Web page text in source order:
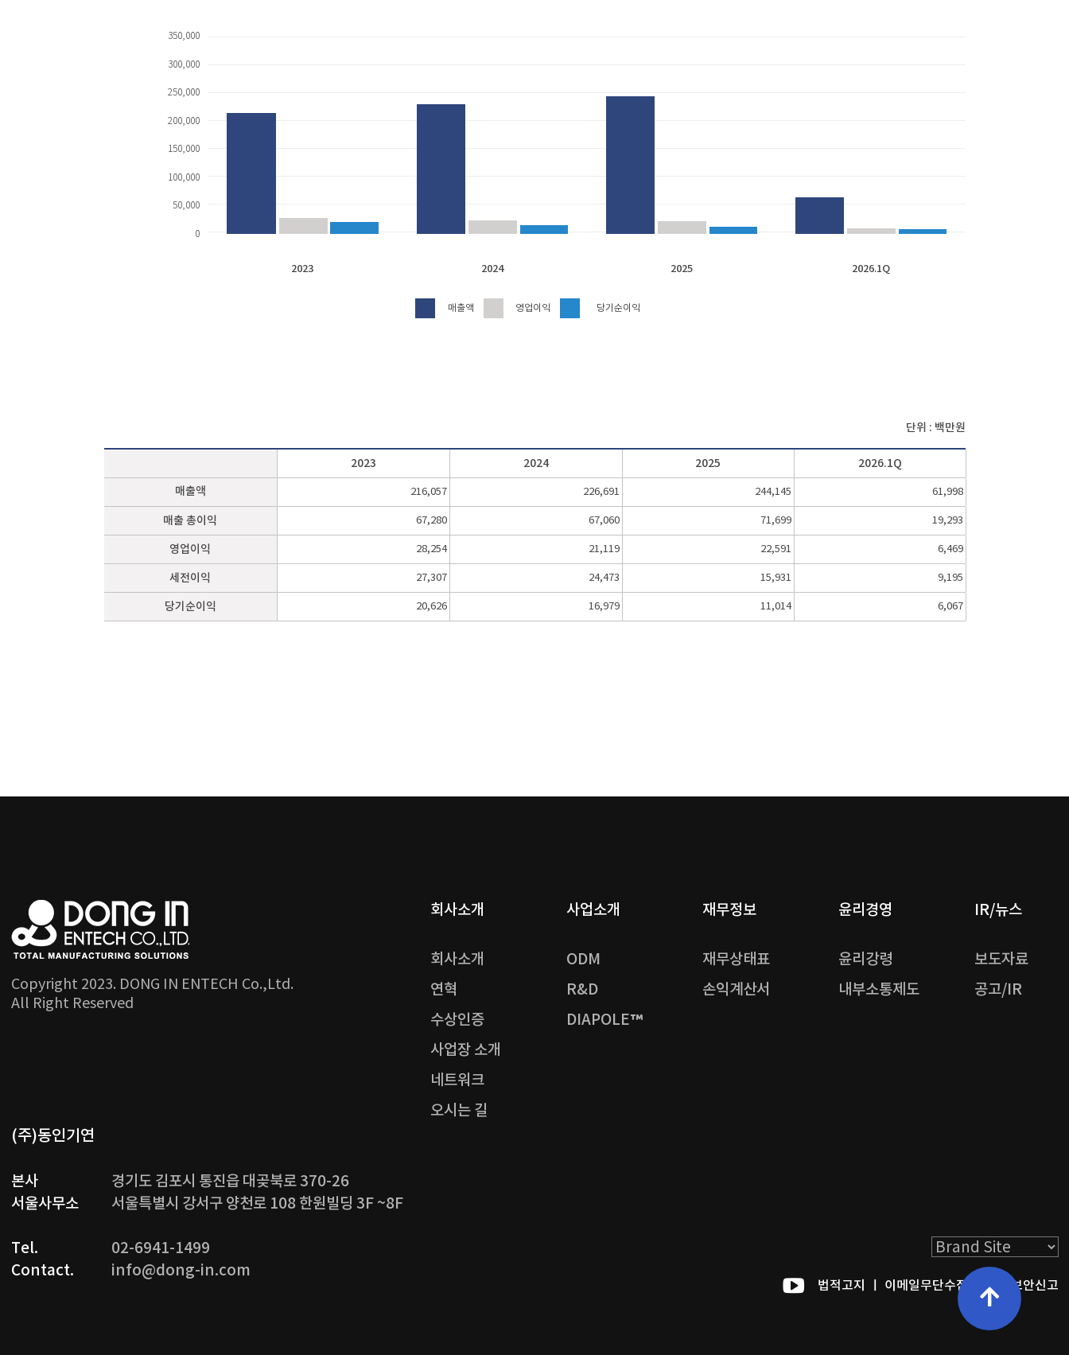
350,000
300,000
250,000
200,000
150,000
100,000
50,000
0
2023 2024 2025 2026.1Q
매출액 영업이익 당기순이익
단위 : 백만원
2023 2024 2025 2026.1Q
매출액 216,057 226,691 244,145 61,998
매출 총이익 67,280 67,060 71,699 19,293
영업이익 28,254 21,119 22,591 6,469
세전이익 27,307 24,473 15,931 9,195
당기순이익 20,626 16,979 11,014 6,067
Copyright 2023. DONG IN ENTECH Co.,Ltd.
All Right Reserved
(주)동인기연
본사
경기도 김포시 통진읍 대곶북로 370-26
서울사무소
서울특별시 강서구 양천로 108 한원빌딩 3F ~8F
Tel.
02-6941-1499
Contact.
info@dong-in.com
회사소개
회사소개
연혁
수상인증
사업장 소개
네트워크
오시는 길
사업소개
ODM
R&D
DIAPOLE™
재무정보
재무상태표
손익계산서
윤리경영
윤리강령
내부소통제도
IR/뉴스
보도자료
공고/IR
법적고지 이메일무단수집거부ㅣ 보안신고